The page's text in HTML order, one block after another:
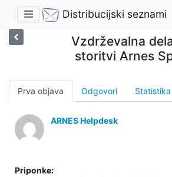
Distribucijski seznami
Vzdrževalna
storitvi Arnes
Prva objava Odgovori Statistika
ARNES Helpdesk
Priponke: